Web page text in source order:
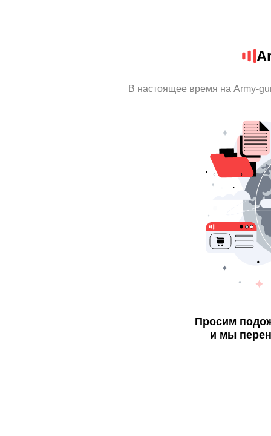
В настоящее время на Army-
Просим
и мы